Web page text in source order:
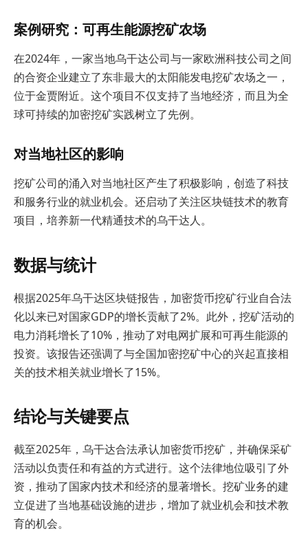
案例研究：可再生能源挖矿农场
在2024年，一家当地乌干达公司与一家欧洲科技公司之间
的合资企业建立了东非最大的太阳能发电挖矿农场之一，
位于金贾附近。这个项目不仅支持了当地经济，而且为全
球可持续的加密挖矿实践树立了先例。
对当地社区的影响
挖矿公司的涌入对当地社区产生了积极影响，创造了科技
和服务行业的就业机会。还启动了关注区块链技术的教育
项目，培养新一代精通技术的乌干达人。
数据与统计
根据2025年乌干达区块链报告，加密货币挖矿行业自合法
化以来已对国家GDP的增长贡献了2%。此外，挖矿活动的
电力消耗增长了10%，推动了对电网扩展和可再生能源的
投资。该报告还强调了与全国加密挖矿中心的兴起直接相
关的技术相关就业增长了15%。
结论与关键要点
截至2025年，乌干达合法承认加密货币挖矿，并确保采矿
活动以负责任和有益的方式进行。这个法律地位吸引了外
资，推动了国家内技术和经济的显著增长。挖矿业务的建
立促进了当地基础设施的进步，增加了就业机会和技术教
育的机会。